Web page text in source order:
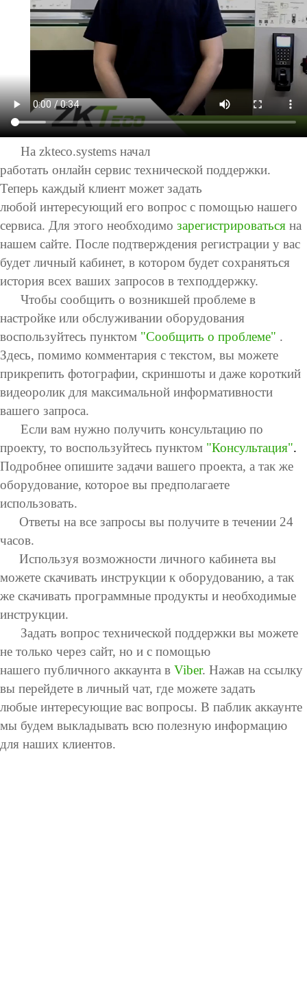
Больше>>
PTZ
видеокамеры
IP
видеокамеры
HD
видеокамеры
Больше>>
Антикражное
оборудование
POS
терминалы
Больше>>
модули
е модули
Сканеры
отпечатков
Сканер вен
времен
и с
e
ение
посети
телями
с
ZKBioS
ecurity
решени
я
Управл
ение
кой c
ZKBioS
ecurity
Решени
е для
управл
ения
Лифто
Систем
а
безопас
ности с
ZKBioS
ecurity
На zkteco.systems начал
работать онлайн сервис технической поддержки.
Теперь каждый клиент может задать
любой интересующий его вопрос с помощью нашего
сервиса. Для этого необходимо зарегистрироваться на
нашем сайте. После подтверждения регистрации у вас
будет личный кабинет, в котором будет сохраняться
история всех ваших запросов в техподдержку.
Чтобы сообщить о возникшей проблеме в
настройке или обслуживании оборудования
воспользуйтесь пунктом "Сообщить о проблеме" .
Здесь, помимо комментария с текстом, вы можете
прикрепить фотографии, скриншоты и даже короткий
видеоролик для максимальной информативности
вашего запроса.
Если вам нужно получить консультацию по
проекту, то воспользуйтесь пунктом "Консультация".
Подробнее опишите задачи вашего проекта, а так же
оборудование, которое вы предполагаете
использовать.
Ответы на все запросы вы получите в течении 24
часов.
Используя возможности личного кабинета вы
можете скачивать инструкции к оборудованию, а так
же скачивать программные продукты и необходимые
инструкции.
Задать вопрос технической поддержки вы можете
не только через сайт, но и с помощью
нашего публичного аккаунта в Viber. Нажав на ссылку
вы перейдете в личный чат, где можете задать
любые интересующие вас вопросы. В паблик аккаунте
мы будем выкладывать всю полезную информацию
для наших клиентов.